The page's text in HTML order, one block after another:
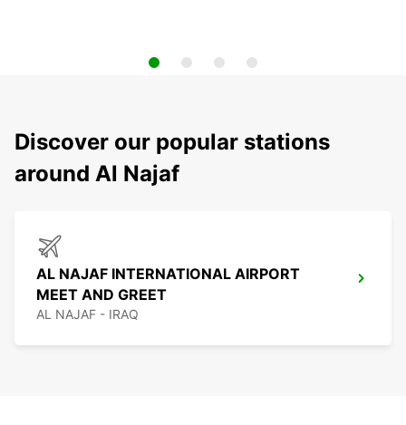
Discover our popular stations
around Al Najaf
AL NAJAF INTERNATIONAL AIRPORT
MEET AND GREET
AL NAJAF - IRAQ